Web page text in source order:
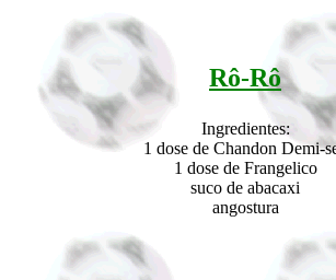
Rô-Rô
Ingredientes:
1 dose de Chandon Demi-
1 dose de Frangelico
suco de abacaxi
angostura